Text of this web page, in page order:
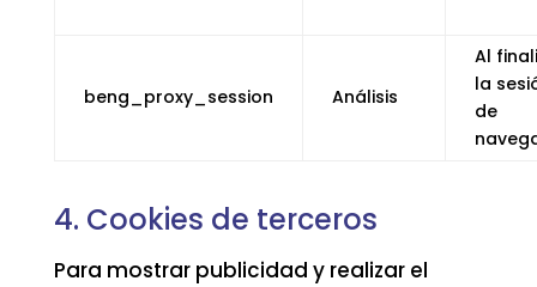
beng_proxy_session Análisis
Al
la
de
4. Cookies de terceros
Para mostrar publicidad y realizar el